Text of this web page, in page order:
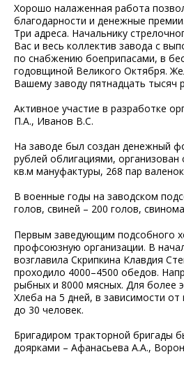
Хорошо налаженная работа
благодарности и денежные
Три адреса. Начальнику
Вас и весь коллектив завода с
по снабжению боеприпасами, в
годовщиной Великого Октября.
Вашему заводу пятнадцать тысяч
Активное участие в разработке
П.А., Иванов В.С.
На заводе был создан денежный
рублей облигациями,
кв.м мануфактуры, 268 пар
В военные годы на заводском
голов, свиней – 200 голов,
Первым заведующим подсобного
профсоюзную организации. В
возглавила Скрипкина Клавдия
проходило 4000–4500 обедов.
рыбных и 8000 мясных. Для более
Хлеба на 5 дней, в зависимости
до 30 человек.
Бригадиром тракторной бригады
доярками – Афанасьева А.А.,